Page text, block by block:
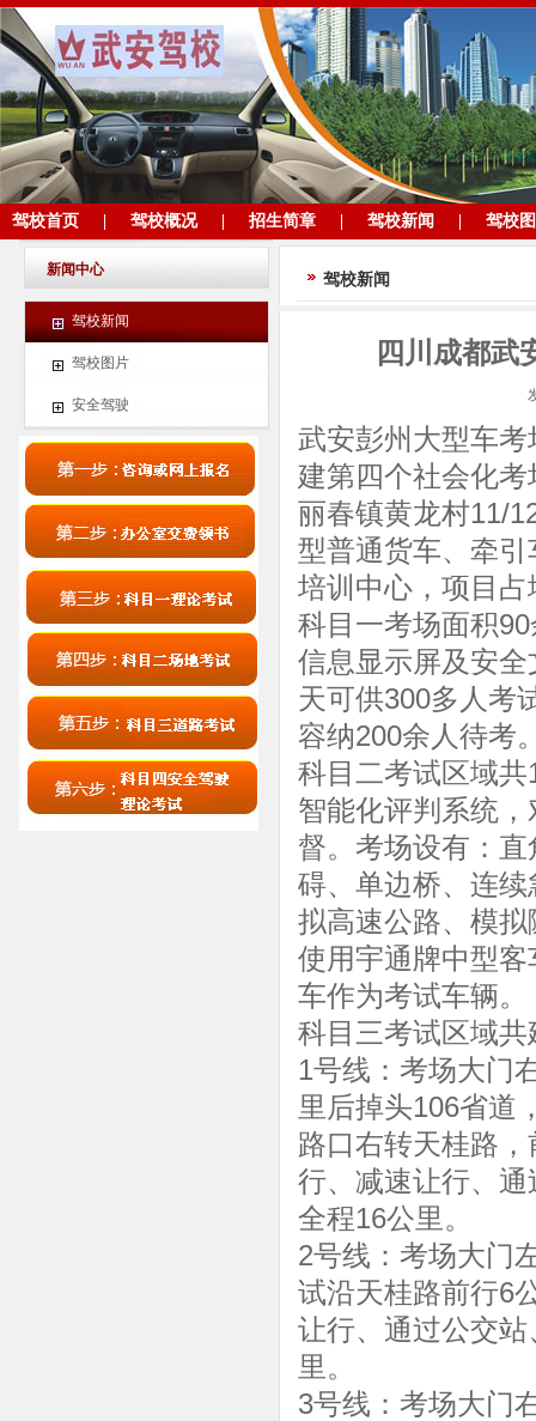
驾校首页 驾校概况 招生简章 驾校新闻 驾校
新闻中心
驾校新闻
驾校图片
安全驾驶
驾校新闻
四川成都武
武安彭州大型车
建第四个社会化
丽春镇黄龙村11/
型普通货车、牵
培训中心，项目
科目一考场面积
信息显示屏及安
天可供300多人考
容纳200余人待考
科目二考试区域
智能化评判系统
督。考场设有：
碍、单边桥、连
拟高速公路、模
使用宇通牌中型
车作为考试车辆。
科目三考试区域
1号线：考场大门
里后掉头106省道
路口右转天桂路
行、减速让行、
全程16公里。
2号线：考场大门
试沿天桂路前行6
让行、通过公交
里。
3号线：考场大门